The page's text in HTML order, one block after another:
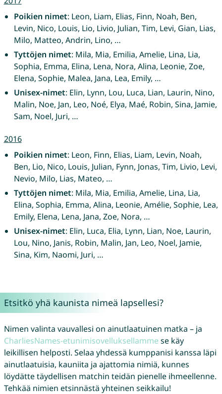
Poikien nimet: Leon, Liam, Elias, Finn, Noah, Ben,
Levin, Nico, Louis, Lio, Livio, Julian, Tim, Levi, Gian, Lias,
Milo, Matteo, Andrin, Lino, …
Tyttöjen nimet: Mila, Mia, Emilia, Amelie, Lina, Lia,
Sophia, Emma, Elina, Lena, Nora, Alina, Leonie, Zoe,
Elena, Sophie, Malea, Jana, Lea, Emily, …
Unisex-nimet: Elin, Lynn, Lou, Luca, Lian, Laurin, Nino,
Malin, Noe, Jan, Leo, Noé, Elya, Maé, Robin, Sina, Jamie,
Sam, Noel, Juri, …
2016
Poikien nimet: Leon, Finn, Elias, Liam, Levin, Noah,
Ben, Lio, Nico, Louis, Julian, Fynn, Jonas, Tim, Livio, Levi,
Nevio, Milo, Lias, Mateo, …
Tyttöjen nimet: Mila, Mia, Emilia, Amelie, Lina, Lia,
Elina, Sophia, Emma, Alina, Leonie, Amélie, Sophie, Lea,
Emily, Elena, Lena, Jana, Zoe, Nora, …
Unisex-nimet: Elin, Luca, Elia, Lynn, Lian, Noe, Laurin,
Lou, Nino, Janis, Robin, Malin, Jan, Leo, Noel, Jamie,
Sina, Kim, Naomi, Juri, …
Etsitkö yhä kaunista nimeä lapsellesi?
Nimen valinta vauvallesi on ainutlaatuinen matka – ja
CharliesNames-etunimisovelluksellamme se käy
leikillisen helposti. Selaa yhdessä kumppanisi kanssa läpi
ainutlaatuisia, kauniita ja ajattomia nimiä, kunnes
löydätte täydellisen matchin teidän pienelle ihmeellenne.
Tehkää nimien etsinnästä yhteinen seikkailu!